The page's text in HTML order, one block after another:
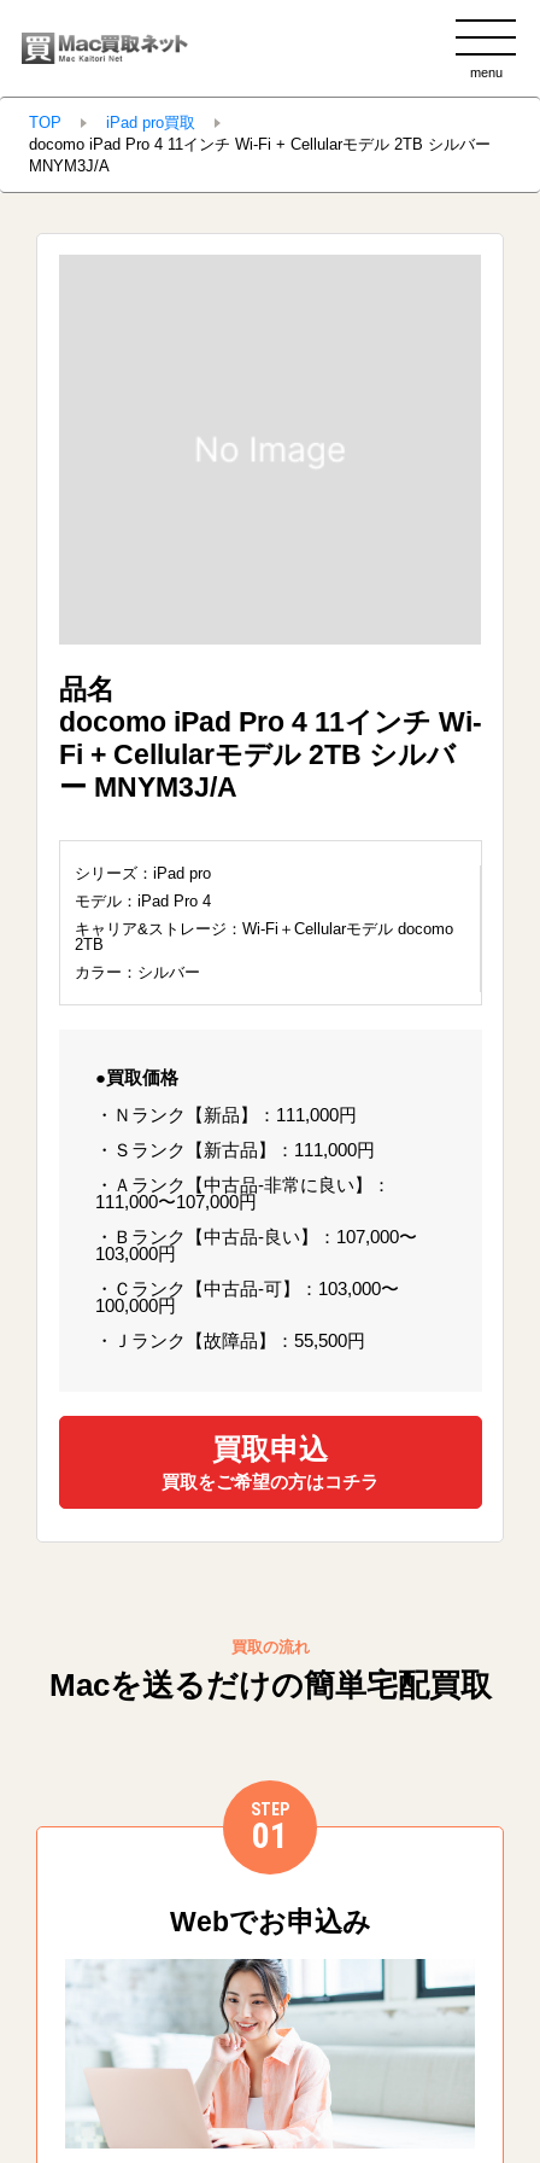
menu
TOP
iPad pro買取
docomo iPad Pro 4 11インチ Wi-Fi + Cellularモデル 2TB シルバー
MNYM3J/A
品名
docomo iPad Pro 4 11インチ Wi-
Fi + Cellularモデル 2TB シルバ
ー MNYM3J/A
シリーズ：iPad pro
モデル：iPad Pro 4
キャリア&ストレージ：Wi-Fi＋Cellularモデル docomo
2TB
カラー：シルバー
●買取価格
・Ｎランク【新品】：111,000円
・Ｓランク【新古品】：111,000円
・Ａランク【中古品-非常に良い】：
111,000〜107,000円
・Ｂランク【中古品-良い】：107,000〜
103,000円
・Ｃランク【中古品-可】：103,000〜
100,000円
・Ｊランク【故障品】：55,500円
買取申込
買取をご希望の方はコチラ
買取の流れ
Macを送るだけの簡単宅配買取
STEP
01
Webでお申込み